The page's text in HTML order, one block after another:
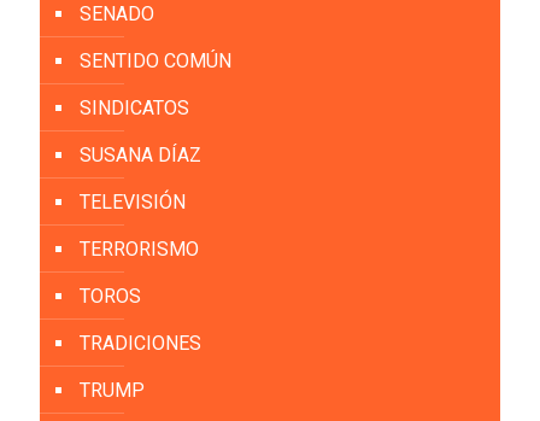
SENADO
SENTIDO COMÚN
SINDICATOS
SUSANA DÍAZ
TELEVISIÓN
TERRORISMO
TOROS
TRADICIONES
TRUMP